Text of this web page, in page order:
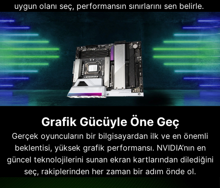
uygun olanı seç, performansın sınırlarını sen belirle.
Grafik Gücüyle Öne Geç
Gerçek oyuncuların bir bilgisayardan ilk ve en önemli
beklentisi, yüksek grafik performansı. NVIDIA’nın en
güncel teknolojilerini sunan ekran kartlarından dilediğini
seç, rakiplerinden her zaman bir adım önde ol.